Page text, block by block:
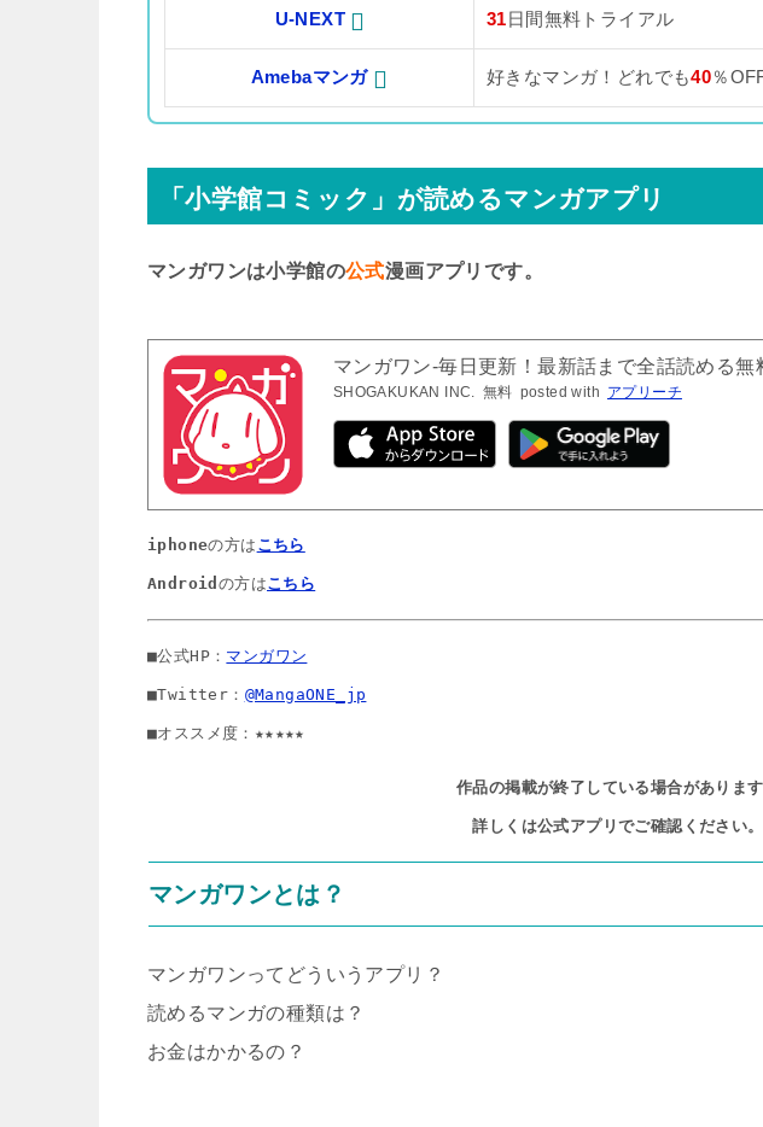
U-NEXT 31 日間無料トライアル
Amebaマンガ 好きなマンガ！どれでも40％
「小学館コミック」が読めるマンガアプリ
マンガワンは小学館の公式漫画アプリです。
マンガワン-毎日更新！最新話まで全話読める無
SHOGAKUKAN INC. 無料 posted with アプリーチ
iphoneの方は こちら
Android の方はこちら
■公式HP： マンガワン
■Twitter： @MangaONE_jp
■オススメ度：★★★★★
作品の掲載が終了している場合があります
詳しくは公式アプリでご確認ください。
マンガワンとは？
マンガワンってどういうアプリ？
読めるマンガの種類は？
お金はかかるの？